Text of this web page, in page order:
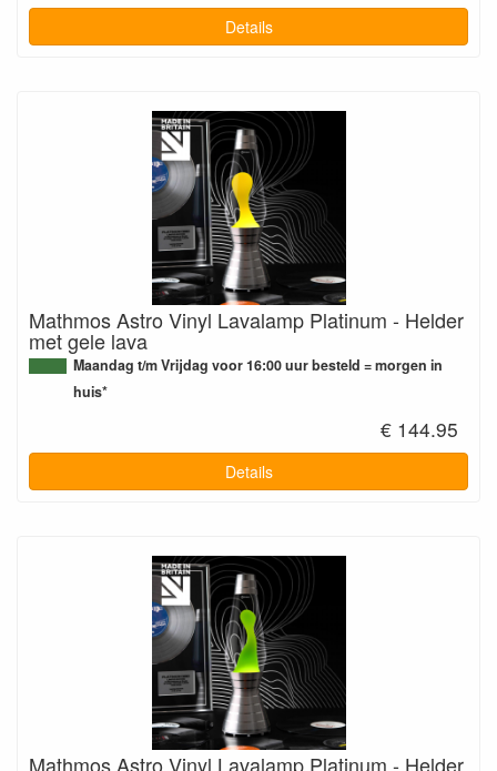
Details
Mathmos Astro Vinyl Lavalamp Platinum - Helder
met gele lava
Maandag t/m Vrijdag voor 16:00 uur besteld = morgen in
huis*
€ 144.95
Details
Mathmos Astro Vinyl Lavalamp Platinum - Helder